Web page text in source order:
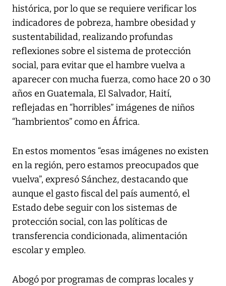
histórica, por lo que se requiere verificar los
indicadores de pobreza, hambre obesidad y
sustentabilidad, realizando profundas
reflexiones sobre el sistema de protección
social, para evitar que el hambre vuelva a
aparecer con mucha fuerza, como hace 20 o 30
años en Guatemala, El Salvador, Haití,
reflejadas en “horribles” imágenes de niños
“hambrientos” como en África.
En estos momentos “esas imágenes no existen
en la región, pero estamos preocupados que
vuelva”, expresó Sánchez, destacando que
aunque el gasto fiscal del país aumentó, el
Estado debe seguir con los sistemas de
protección social, con las políticas de
transferencia condicionada, alimentación
escolar y empleo.
Abogó por programas de compras locales y